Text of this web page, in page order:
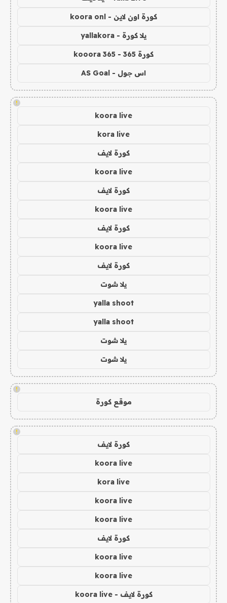
كورة اون لاين - koora onl
يلا كورة - yallakora
كورة 365 - kooora 365
اس جول - AS Goal
!
koora live
kora live
كورة لايف
koora live
كورة لايف
koora live
كورة لايف
koora live
كورة لايف
يلا شوت
yalla shoot
yalla shoot
يلا شوت
يلا شوت
!
موقع كورة
!
كورة لايف
koora live
kora live
koora live
koora live
كورة لايف
koora live
koora live
كورة لايف - koora live